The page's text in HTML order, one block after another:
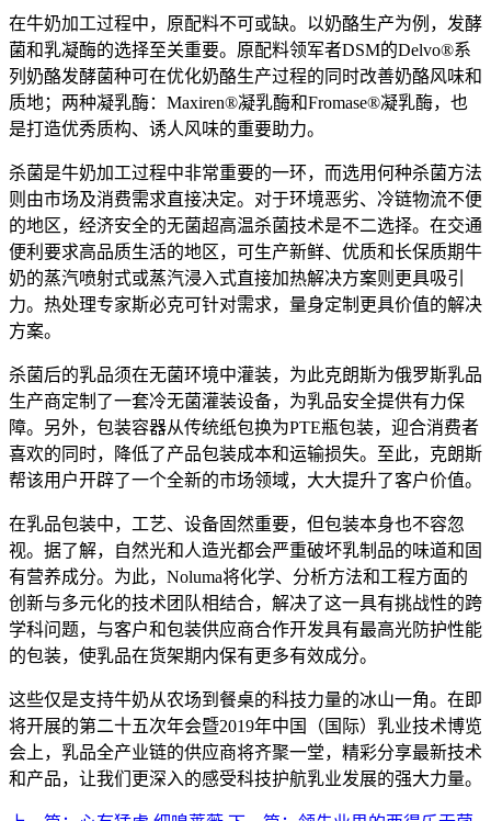
在牛奶加工过程中，原配料不可或缺。以奶酪生产为例，发酵
菌和乳凝酶的选择至关重要。原配料领军者DSM的Delvo®系
列奶酪发酵菌种可在优化奶酪生产过程的同时改善奶酪风味和
质地；两种凝乳酶：Maxiren®凝乳酶和Fromase®凝乳酶，也
是打造优秀质构、诱人风味的重要助力。
杀菌是牛奶加工过程中非常重要的一环，而选用何种杀菌方法
则由市场及消费需求直接决定。对于环境恶劣、冷链物流不便
的地区，经济安全的无菌超高温杀菌技术是不二选择。在交通
便利要求高品质生活的地区，可生产新鲜、优质和长保质期牛
奶的蒸汽喷射式或蒸汽浸入式直接加热解决方案则更具吸引
力。热处理专家斯必克可针对需求，量身定制更具价值的解决
方案。
杀菌后的乳品须在无菌环境中灌装，为此克朗斯为俄罗斯乳品
生产商定制了一套冷无菌灌装设备，为乳品安全提供有力保
障。另外，包装容器从传统纸包换为PTE瓶包装，迎合消费者
喜欢的同时，降低了产品包装成本和运输损失。至此，克朗斯
帮该用户开辟了一个全新的市场领域，大大提升了客户价值。
在乳品包装中，工艺、设备固然重要，但包装本身也不容忽
视。据了解，自然光和人造光都会严重破坏乳制品的味道和固
有营养成分。为此，Noluma将化学、分析方法和工程方面的
创新与多元化的技术团队相结合，解决了这一具有挑战性的跨
学科问题，与客户和包装供应商合作开发具有最高光防护性能
的包装，使乳品在货架期内保有更多有效成分。
这些仅是支持牛奶从农场到餐桌的科技力量的冰山一角。在即
将开展的第二十五次年会暨2019年中国（国际）乳业技术博览
会上，乳品全产业链的供应商将齐聚一堂，精彩分享最新技术
和产品，让我们更深入的感受科技护航乳业发展的强大力量。